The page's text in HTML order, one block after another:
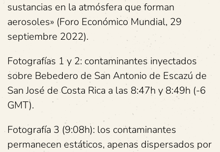
sustancias en la atmósfera que forman
aerosoles» (Foro Económico Mundial, 29
septiembre 2022).
Fotografías 1 y 2: contaminantes inyectados
sobre Bebedero de San Antonio de Escazú de
San José de Costa Rica a las 8:47h y 8:49h (-6
GMT).
Fotografía 3 (9:08h): los contaminantes
permanecen estáticos, apenas dispersados por